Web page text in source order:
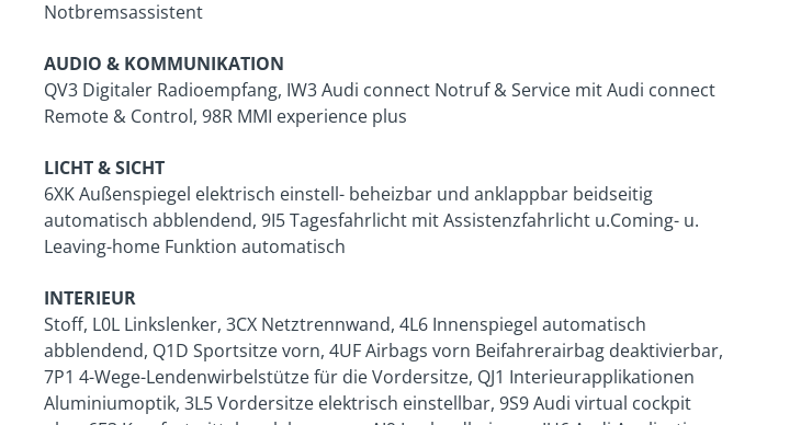
Notbremsassistent
AUDIO & KOMMUNIKATION
QV3 Digitaler Radioempfang, IW3 Audi connect Notruf & Service mit Audi connect
Remote & Control, 98R MMI experience plus
LICHT & SICHT
6XK Außenspiegel elektrisch einstell- beheizbar und anklappbar beidseitig
automatisch abblendend, 9I5 Tagesfahrlicht mit Assistenzfahrlicht u.Coming- u.
Leaving-home Funktion automatisch
INTERIEUR
Stoff, L0L Linkslenker, 3CX Netztrennwand, 4L6 Innenspiegel automatisch
abblendend, Q1D Sportsitze vorn, 4UF Airbags vorn Beifahrerairbag deaktivierbar,
7P1 4-Wege-Lendenwirbelstütze für die Vordersitze, QJ1 Interieurapplikationen
Aluminiumoptik, 3L5 Vordersitze elektrisch einstellbar, 9S9 Audi virtual cockpit